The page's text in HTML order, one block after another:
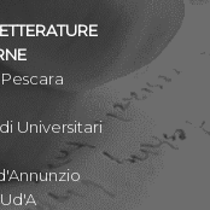
Universitari